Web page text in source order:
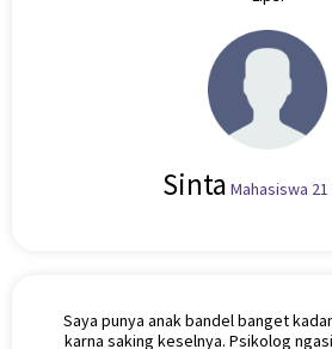
Sinta Mahasiswa 21
Saya punya anak bandel banget
karna saking keselnya. Psikolog